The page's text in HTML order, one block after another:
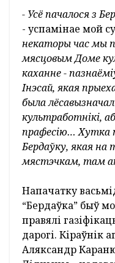
Пра стварэнне
Радзімы
Аляксандрам
Бердаўскага